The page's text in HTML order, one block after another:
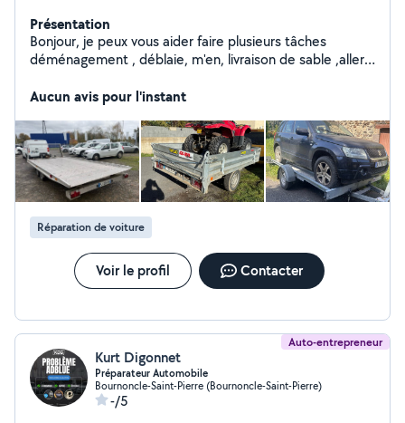
Présentation
Bonjour, je peux vous aider faire plusieurs tâches
déménagement , déblaie, m'en, livraison de sable ,aller
pas de soucis contacter moi pour toute demande
Aucun avis pour l'instant
Réparation de voiture
Voir le profil Contacter
Auto-entrepreneur
Kurt Digonnet
Préparateur Automobile
Bournoncle-Saint-Pierre (Bournoncle-Saint-Pierre)
-/5